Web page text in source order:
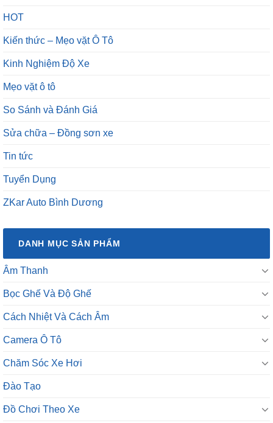
HOT
Kiến thức – Mẹo vặt Ô Tô
Kinh Nghiệm Độ Xe
Mẹo vặt ô tô
So Sánh và Đánh Giá
Sửa chữa – Đồng sơn xe
Tin tức
Tuyển Dụng
ZKar Auto Bình Dương
DANH MỤC SẢN PHẨM
Âm Thanh
Bọc Ghế Và Độ Ghế
Cách Nhiệt Và Cách Âm
Camera Ô Tô
Chăm Sóc Xe Hơi
Đào Tạo
Đồ Chơi Theo Xe